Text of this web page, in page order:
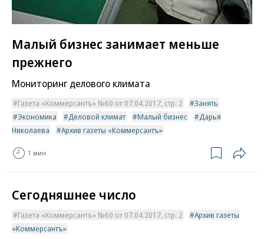
Малый бизнес занимает меньше
прежнего
Мониторинг делового климата
Газета «Коммерсантъ» №60 от 07.04.2017, стр. 2
Занять
Экономика
Деловой климат Малый бизнес
Дарья
Николаева
Архив газеты «Коммерсантъ»
1 мин.
Сегодняшнее число
Газета «Коммерсантъ» №60 от 07.04.2017, стр. 2
Архив газеты
«Коммерсантъ»